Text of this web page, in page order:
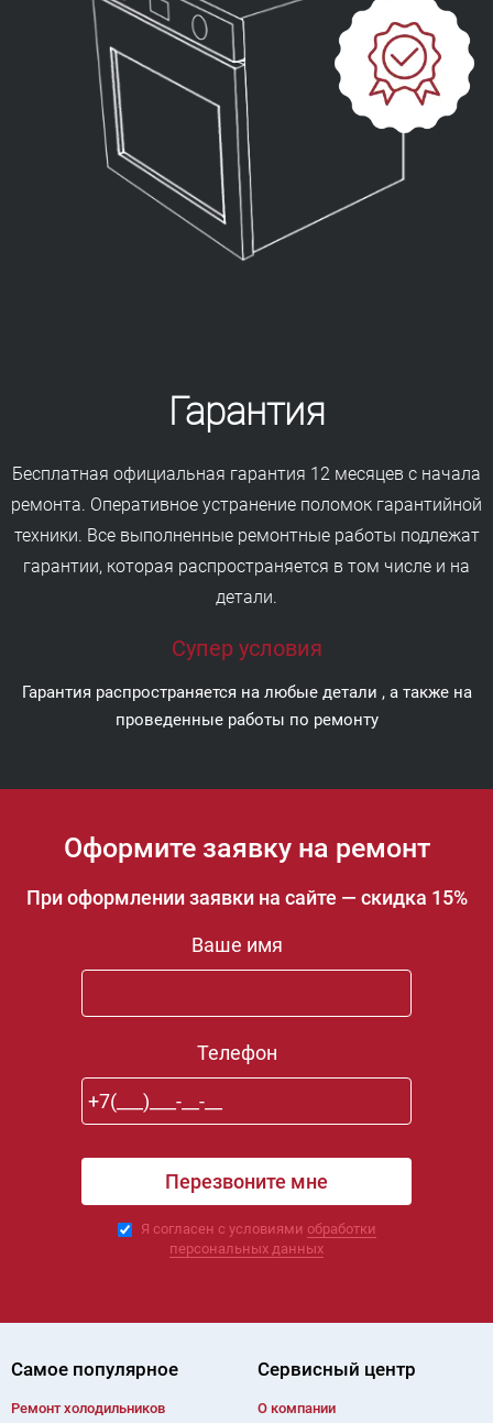
Гарантия
Бесплатная официальная гарантия 12 месяцев с начала
ремонта. Оперативное устранение поломок гарантийной
техники. Все выполненные ремонтные работы подлежат
гарантии, которая распространяется в том числе и на
детали.
Супер условия
Гарантия распространяется на любые детали , а также на
проведенные работы по ремонту
Оформите заявку на ремонт
При оформлении заявки на сайте — скидка 15%
Ваше имя
Телефон
Я согласен с условиями обработки
персональных данных
Самое популярное
Ремонт холодильников
Сервисный центр
О компании